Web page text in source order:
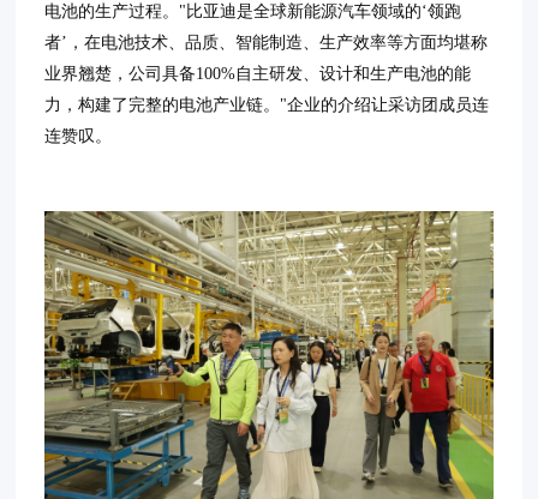
电池的生产过程。"比亚迪是全球新能源汽车领域的‘领跑
者’，在电池技术、品质、智能制造、生产效率等方面均堪称
业界翘楚，公司具备100%自主研发、设计和生产电池的能
力，构建了完整的电池产业链。"企业的介绍让采访团成员连
连赞叹。